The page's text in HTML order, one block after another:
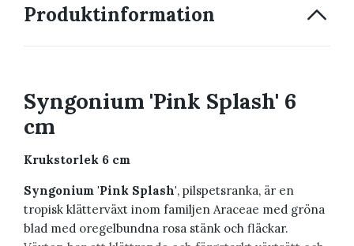
Produktinformation
Syngonium 'Pink Splash' 6
cm
Krukstorlek 6 cm
Syngonium 'Pink Splash', pilspetsranka, är en
tropisk klätterväxt inom familjen Araceae med gröna
blad med oregelbundna rosa stänk och fläckar.